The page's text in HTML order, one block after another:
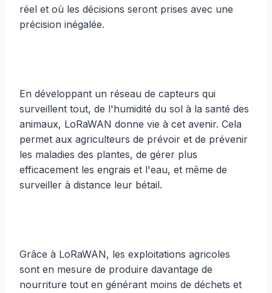
réel et où les décisions seront prises avec une
précision inégalée.
En développant un réseau de capteurs qui
surveillent tout, de l'humidité du sol à la santé des
animaux, LoRaWAN donne vie à cet avenir. Cela
permet aux agriculteurs de prévoir et de prévenir
les maladies des plantes, de gérer plus
efficacement les engrais et l'eau, et même de
surveiller à distance leur bétail.
Grâce à LoRaWAN, les exploitations agricoles
sont en mesure de produire davantage de
nourriture tout en générant moins de déchets et